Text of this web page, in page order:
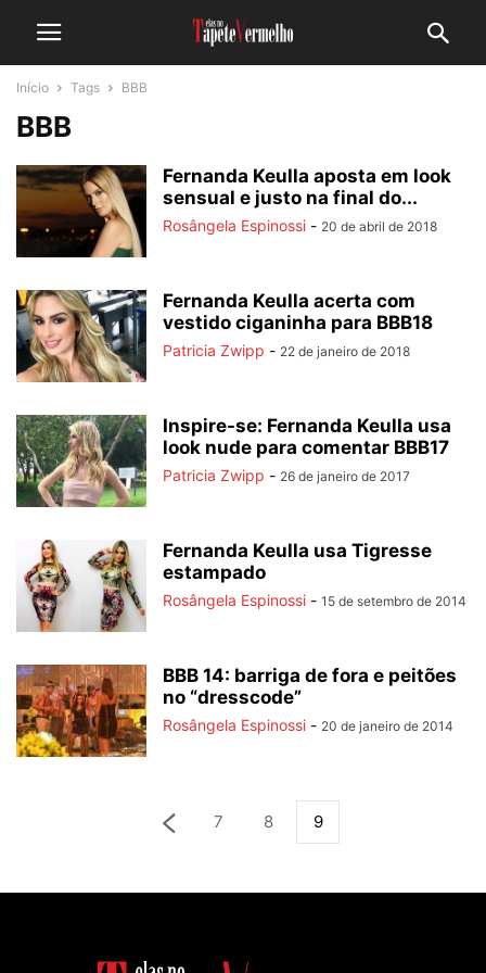
Início Tags BBB
BBB
Fernanda Keulla aposta em look
sensual e justo na final do...
Rosângela Espinossi - 20 de abril de 2018
Fernanda Keulla acerta com
vestido ciganinha para BBB18
Patricia Zwipp - 22 de janeiro de 2018
Inspire-se: Fernanda Keulla usa
look nude para comentar BBB17
Patricia Zwipp - 26 de janeiro de 2017
Fernanda Keulla usa Tigresse
estampado
Rosângela Espinossi - 15 de setembro de 2014
BBB 14: barriga de fora e peitões
no “dresscode”
Rosângela Espinossi - 20 de janeiro de 2014
7 8 9